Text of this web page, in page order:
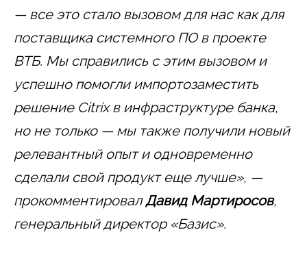
— все это стало вызовом для нас как для
поставщика системного ПО в проекте
ВТБ. Мы справились с этим вызовом и
успешно помогли импортозаместить
решение Citrix в инфраструктуре банка,
но не только — мы также получили новый
релевантный опыт и одновременно
сделали свой продукт еще лучше», —
прокомментировалДавид Мартиросов,
генеральный директор «Базис».